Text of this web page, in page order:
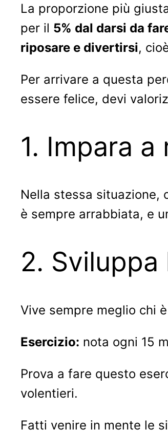
La proporzione più
per il 5% dal darsi da
riposare e divertirsi,
Per arrivare a questa
essere felice, devi
1. Impara
Nella stessa situazione,
è sempre arrabbiata, e
2.
Vive sempre meglio chi
Esercizio: nota ogni 15
Prova a fare questo
volentieri.
Fatti venire in mente le